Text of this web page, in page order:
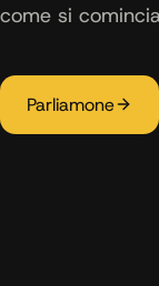
come si
Parliamone